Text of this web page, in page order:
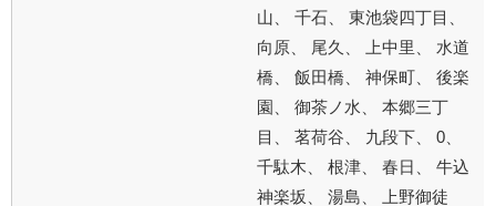
山、 千石、 東池袋四丁目、
向原、 尾久、 上中里、 水道
橋、 飯田橋、 神保町、 後楽
園、 御茶ノ水、 本郷三丁
目、 茗荷谷、 九段下、 0、
千駄木、 根津、 春日、 牛込
神楽坂、 湯島、 上野御徒